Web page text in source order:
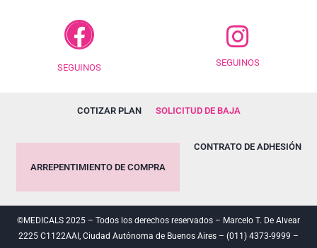
SEGUINOS SEGUINOS
COTIZAR PLAN SOLICITUD DE BAJA
ARREPENTIMIENTO DE COMPRA
CONTRATO DE ADHESIÓN
©MEDICALS 2025 – Todos los derechos reservados – Marcelo T. De Alvear
2225 C1122AAI, Ciudad Autónoma de Buenos Aires – (011) 4373-9999 –